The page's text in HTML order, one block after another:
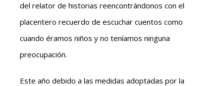
del relator de historias reencontrándonos con el
placentero recuerdo de escuchar cuentos como
cuando éramos niños y no teníamos ninguna
preocupación.
Este año debido a las medidas adoptadas por la